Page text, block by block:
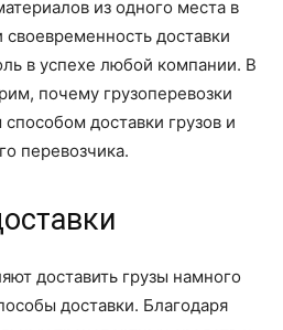
из одного места в
своевременность доставки
в успехе любой компании. В
почему грузоперевозки
доставки грузов и
перевозчика.
доставить грузы намного
доставки. Благодаря